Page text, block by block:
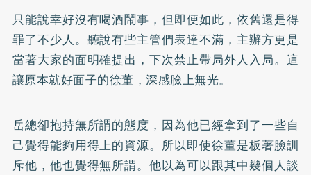
只能說幸好沒有喝酒鬧事，但即便如此，依舊還是得
罪了不少人。聽說有些主管們表達不滿，主辦方更是
當著大家的面明確提出，下次禁止帶局外人入局。這
讓原本就好面子的徐董，深感臉上無光。
岳總卻抱持無所謂的態度，因為他已經拿到了一些自
己覺得能夠用得上的資源。所以即使徐董是板著臉訓
斥他，他也覺得無所謂。他以為可以跟其中幾個人談